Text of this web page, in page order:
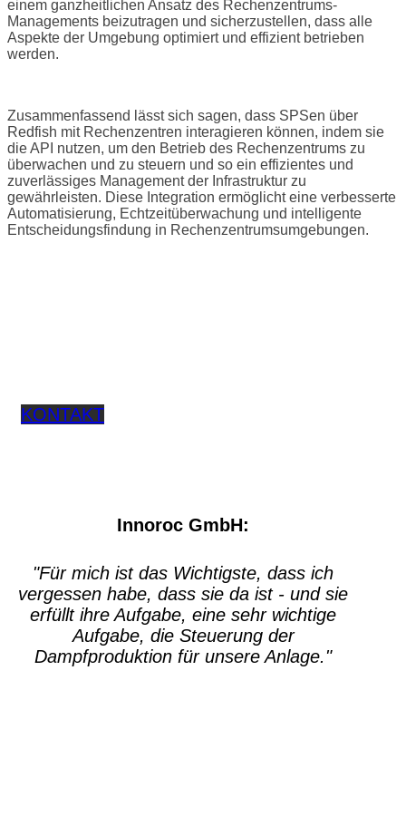
einem ganzheitlichen Ansatz des Rechenzentrums-
Managements beizutragen und sicherzustellen, dass alle
Aspekte der Umgebung optimiert und effizient betrieben
werden.
Zusammenfassend lässt sich sagen, dass SPSen über
Redfish mit Rechenzentren interagieren können, indem sie
die API nutzen, um den Betrieb des Rechenzentrums zu
überwachen und zu steuern und so ein effizientes und
zuverlässiges Management der Infrastruktur zu
gewährleisten. Diese Integration ermöglicht eine verbesserte
Automatisierung, Echtzeitüberwachung und intelligente
Entscheidungsfindung in Rechenzentrumsumgebungen.
KONTAKT
Innoroc GmbH:
"Für mich ist das Wichtigste, dass ich
vergessen habe, dass sie da ist - und sie
erfüllt ihre Aufgabe, eine sehr wichtige
Aufgabe, die Steuerung der
Dampfproduktion für unsere Anlage."